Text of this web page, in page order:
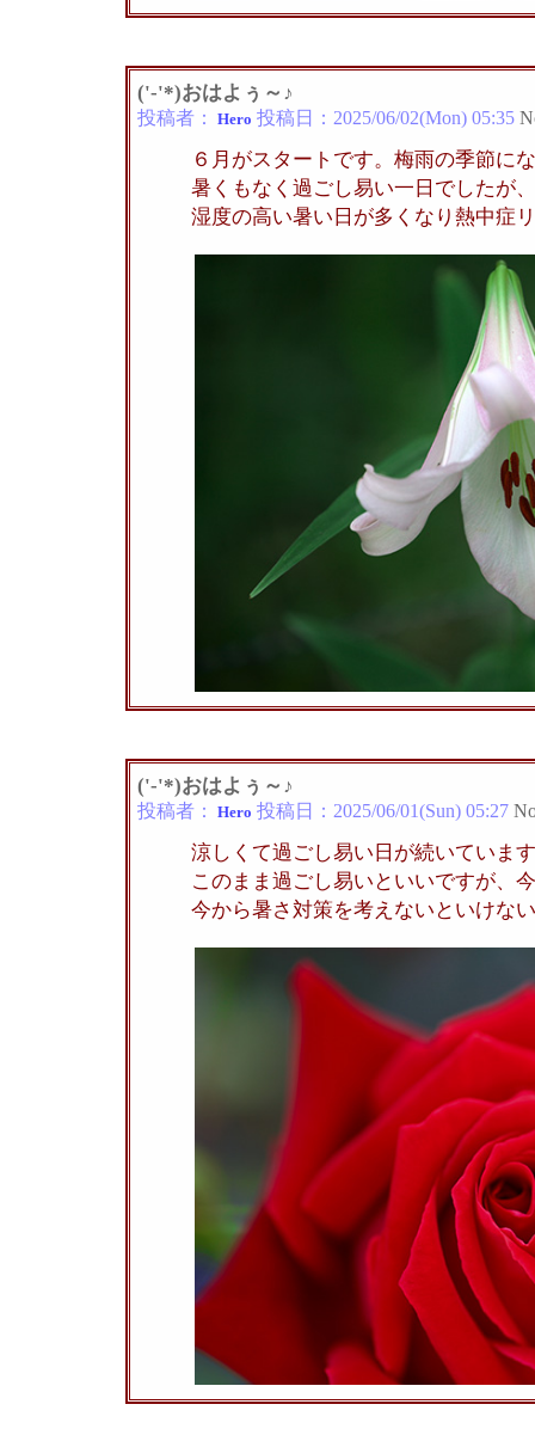
('-'*)おはよぅ～♪
投稿者： Hero 投稿日： 2025/06/02(Mon) 05:35
６月がスタートです。梅雨の季節に
暑くもなく過ごし易い一日でしたが
湿度の高い暑い日が多くなり熱中症
('-'*)おはよぅ～♪
投稿者： Hero 投稿日： 2025/06/01(Sun) 05:27
涼しくて過ごし易い日が続いていま
このまま過ごし易いといいですが、
今から暑さ対策を考えないといけな